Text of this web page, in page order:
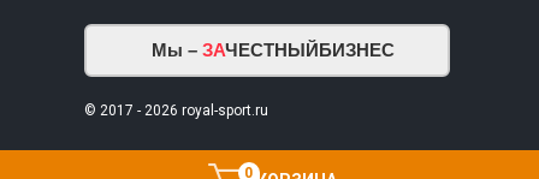
0
Мы – ЗАЧЕСТНЫЙБИЗНЕС
© 2017 - 2026 royal-sport.ru